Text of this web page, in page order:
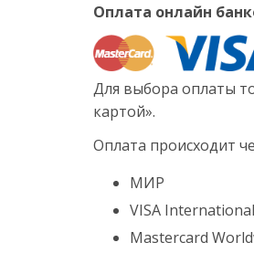
Оплата онлайн
Для выбора оплаты
картой».
Оплата происходит
МИР
VISA International
Mastercard